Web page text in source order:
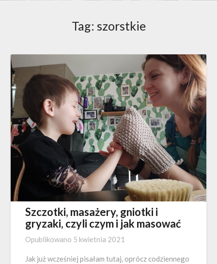
Tag: szorstkie
Szczotki, masażery, gniotki i
gryzaki, czyli czym i jak masować
Opublikowano 5 kwietnia 2021
Jak już wcześniej pisałam tutaj, oprócz codziennego